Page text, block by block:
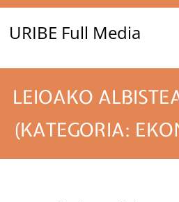
URIBE Full Media
LEIOAKO
(KATEGORIA: